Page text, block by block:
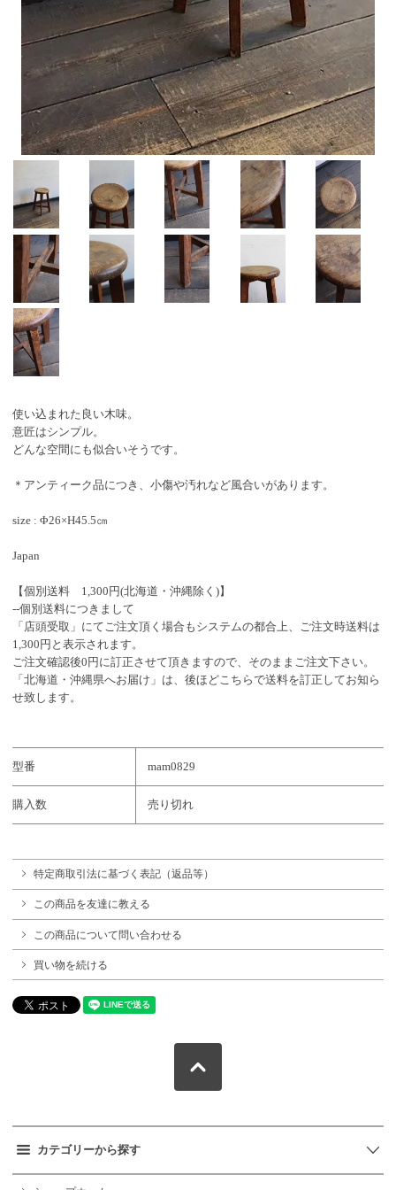
使い込まれた良い木味。
意匠はシンプル。
どんな空間にも似合いそうです。
＊アンティーク品につき、小傷や汚れなど風合いがあります。
size : Φ26×H45.5㎝
Japan
【個別送料 1,300円(北海道・沖縄除く)】
--個別送料につきまして
「店頭受取」にてご注文頂く場合もシステムの都合上、ご注文時送料は
1,300円と表示されます。
ご注文確認後0円に訂正させて頂きますので、そのままご注文下さい。
「北海道・沖縄県へお届け」は、後ほどこちらで送料を訂正してお知ら
せ致します。
型番 mam0829
購入数 売り切れ
特定商取引法に基づく表記（返品等）
この商品を友達に教える
この商品について問い合わせる
買い物を続ける
カテゴリーから探す